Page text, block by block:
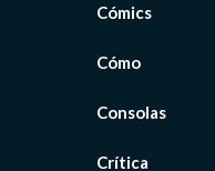
Cómics
Cómo
Consolas
Crítica